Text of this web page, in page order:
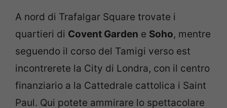
A nord di Trafalgar Square trovate i
quartieri di Covent Garden e Soho, mentre
seguendo il corso del Tamigi verso est
incontrerete la City di Londra, con il centro
finanziario a la Cattedrale cattolica i Saint
Paul. Qui potete ammirare lo spettacolare